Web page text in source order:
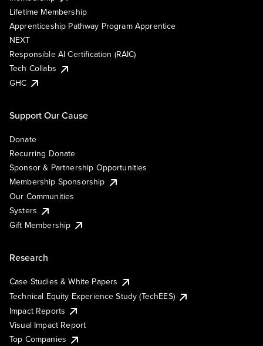
Lifetime Membership
Apprenticeship Pathway Program Apprentice
NEXT
Responsible AI Certification (RAIC)
Tech Collabs
GHC
Support Our Cause
Donate
Recurring Donate
Sponsor & Partnership Opportunities
Membership Sponsorship
Our Communities
Systers
Gift Membership
Research
Case Studies & White Papers
Technical Equity Experience Study (TechEES)
Impact Reports
Visual Impact Report
Top Companies